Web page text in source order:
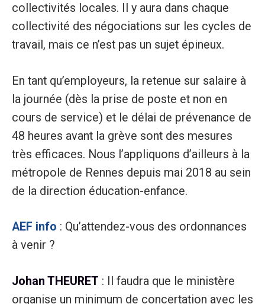
collectivités locales. Il y aura dans chaque
collectivité des négociations sur les cycles de
travail, mais ce n’est pas un sujet épineux.
En tant qu’employeurs, la retenue sur salaire à
la journée (dès la prise de poste et non en
cours de service) et le délai de prévenance de
48 heures avant la grève sont des mesures
très efficaces. Nous l’appliquons d’ailleurs à la
métropole de Rennes depuis mai 2018 au sein
de la direction éducation-enfance.
AEF info : Qu’attendez-vous des ordonnances
à venir ?
Johan THEURET : Il faudra que le ministère
organise un minimum de concertation avec les